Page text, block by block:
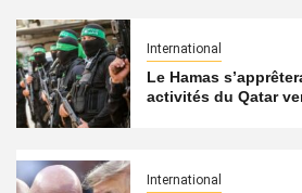
International
Le Hamas
activités du Qatar
International